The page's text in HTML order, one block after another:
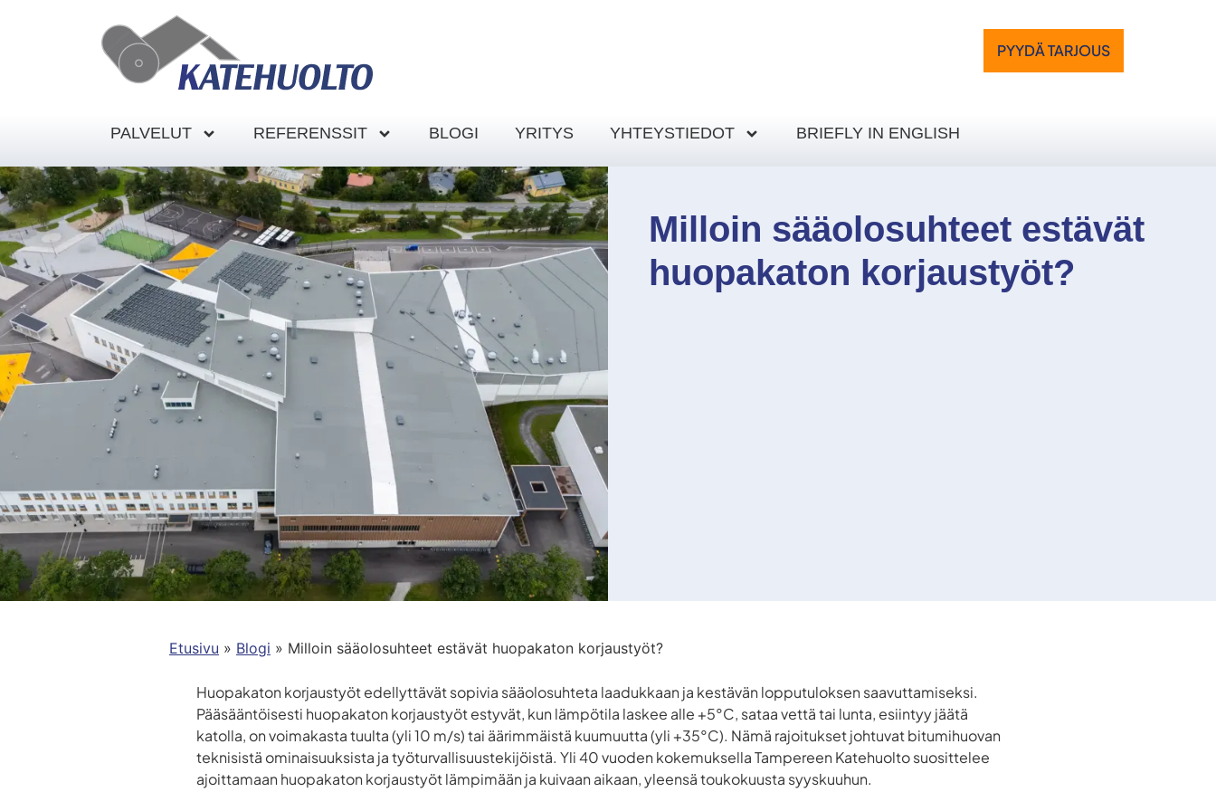
PYYDÄ TARJOUS
PALVELUT REFERENSSIT BLOGI YRITYS YHTEYSTIEDOT BRIEFLY IN ENGLISH
Milloin sääolosuhteet estävät
huopakaton korjaustyöt?
Etusivu » Blogi » Milloin sääolosuhteet estävät huopakaton korjaustyöt?
Huopakaton korjaustyöt edellyttävät sopivia sääolosuhteta laadukkaan ja kestävän lopputuloksen saavuttamiseksi.
Pääsääntöisesti huopakaton korjaustyöt estyvät, kun lämpötila laskee alle +5°C, sataa vettä tai lunta, esiintyy jäätä
katolla, on voimakasta tuulta (yli 10 m/s) tai äärimmäistä kuumuutta (yli +35°C). Nämä rajoitukset johtuvat bitumihuovan
teknisistä ominaisuuksista ja työturvallisuustekijöistä. Yli 40 vuoden kokemuksella Tampereen Katehuolto suosittelee
ajoittamaan huopakaton korjaustyöt lämpimään ja kuivaan aikaan, yleensä toukokuusta syyskuuhun.